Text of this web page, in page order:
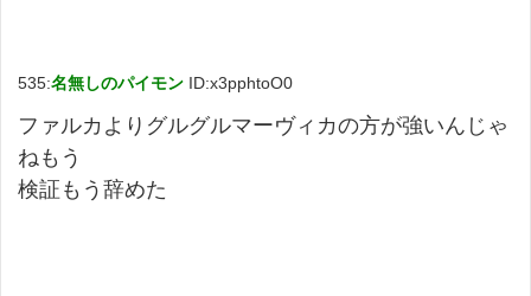
535:名無しのパイモン ID:x3pphtoO0
ファルカよりグルグルマーヴィカの方が強いんじゃ
ねもう
検証もう辞めた